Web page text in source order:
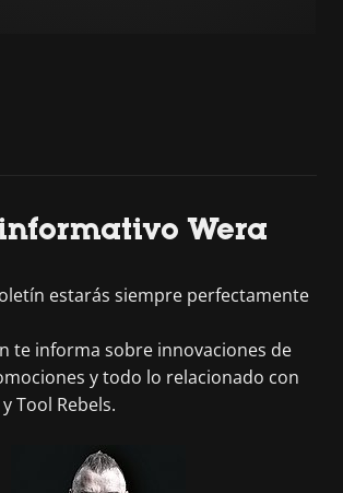
Wera
estarás siempre perfectamente
te informa sobre innovaciones de
y todo lo relacionado con
Tool Rebels.